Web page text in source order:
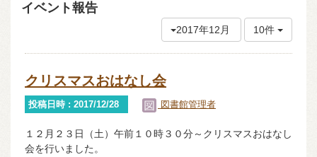
イベント報告
2017年12月 10件
クリスマスおはなし会
投稿日時 : 2017/12/28 図書館管理者
１２月２３日（土）午前１０時３０分～クリスマスおはなし
会を行いました。